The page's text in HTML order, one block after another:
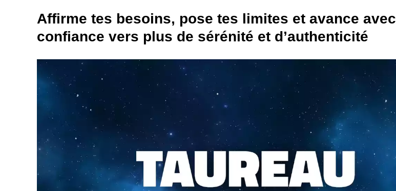
Affirme tes besoins, pose tes limites et avance avec
confiance vers plus de sérénité et d’authenticité